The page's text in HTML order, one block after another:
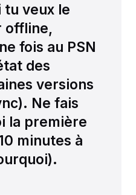
tu veux le
offline,
fois au PSN
des
versions
Ne fais
la première
minutes à